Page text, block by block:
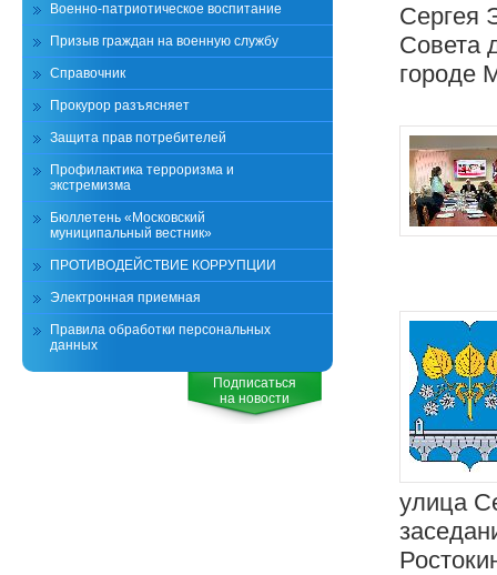
Сергея
Совета
городе
улица
Военно-патриотическое воспитание
Призыв граждан на военную службу
Справочник
Прокурор разъясняет
Защита прав потребителей
Профилактика терроризма и
экстремизма
Бюллетень «Московский
муниципальный вестник»
ПРОТИВОДЕЙСТВИЕ КОРРУПЦИИ
Электронная приемная
Правила обработки персональных
данных
Подписаться
на новости